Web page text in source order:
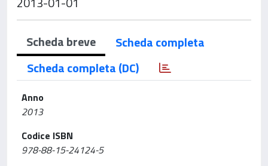
Scheda breve
Scheda completa
Scheda completa (DC)
Anno
2013
Codice ISBN
978-88-15-24124-5